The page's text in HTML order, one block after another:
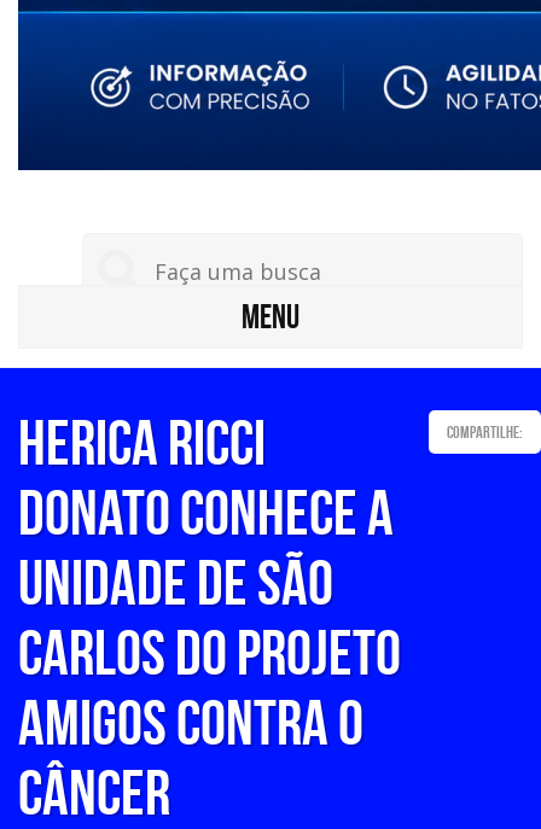
MENU
HERICA RICCI
DONATO CONHECE A
UNIDADE DE SÃO
CARLOS DO PROJETO
AMIGOS CONTRA O
CÂNCER
Compartilhe: